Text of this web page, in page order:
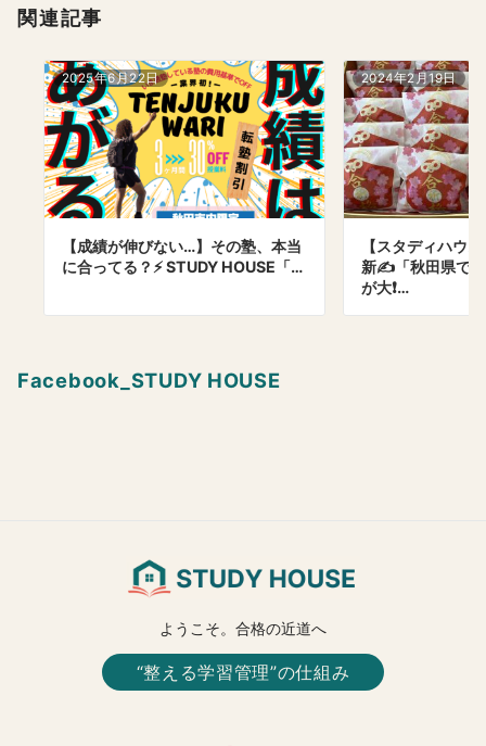
関連記事
2025年6月22日
【成績が伸びない…】その塾、本当
に合ってる？⚡ STUDY HOUSE「…
2024年2月19日
【スタディハウ
新✍️「秋田県で
が大❗…
Facebook_STUDY HOUSE
ようこそ。合格の近道へ
“整える学習管理”の仕組み